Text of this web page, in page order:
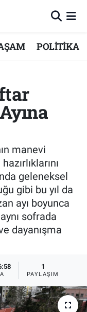
POLİTİKA
manevi
geleneksel
gibi bu yıl da
ayı boyunca
sofrada
dayanışma
1
PAYLAŞIM